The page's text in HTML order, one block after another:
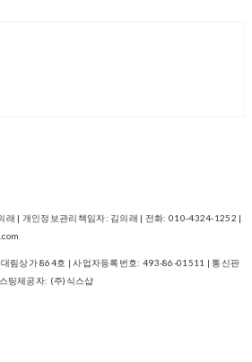
래 | 개인정보관리책임자: 김의래 | 전화: 010-4324-1252 |
림상가 864호 | 사업자등록번호: 493-86-01511 | 통신판
팅제공자: (주)식스샵